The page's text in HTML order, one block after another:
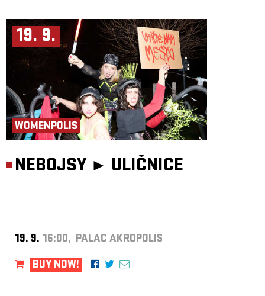
19. 9.
WOMENPOLIS
NEBOJSY ► ULIČNICE
19. 9. 16:00, PALAC AKROPOLIS
BUY NOW!